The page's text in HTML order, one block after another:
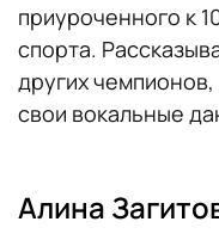
приуроченного к
спорта.
других
свои вокальные
Алина